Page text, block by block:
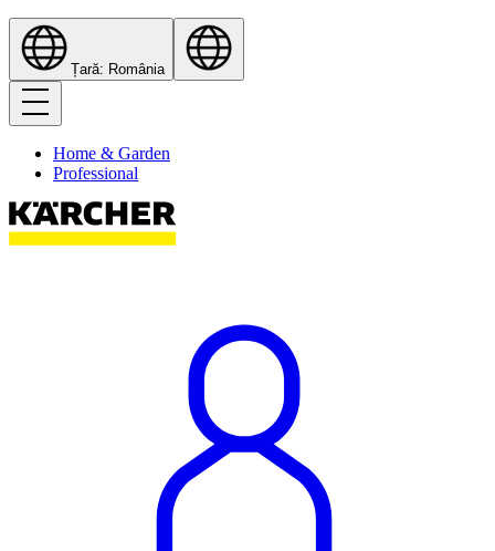
Țară: România
Home & Garden
Professional